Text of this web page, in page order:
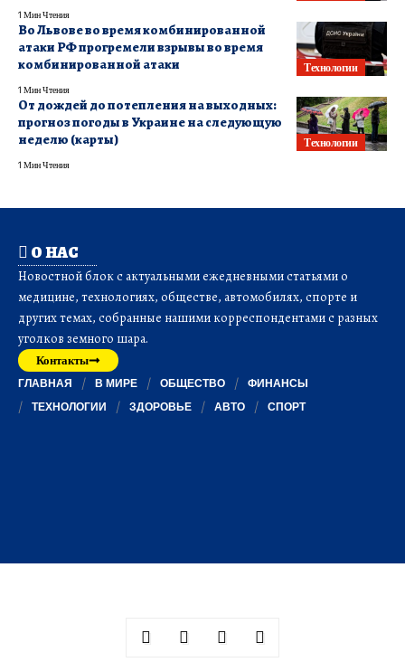
1 Мин Чтения
Технологии
Во Львове во время комбинированной
атаки РФ прогремели взрывы во время
комбинированной атаки
1 Мин Чтения
Технологии
От дождей до потепления на выходных:
прогноз погоды в Украине на следующую
неделю (карты)
1 Мин Чтения
О НАС
Новостной блок с актуальными ежедневными статьями о
медицине, технологиях, обществе, автомобилях, спорте и
других темах, собранные нашими корреспондентами с разных
уголков земного шара.
Контакты
ГЛАВНАЯ В МИРЕ ОБЩЕСТВО
ФИНАНСЫ
ТЕХНОЛОГИИ
ЗДОРОВЬЕ АВТО СПОРТ